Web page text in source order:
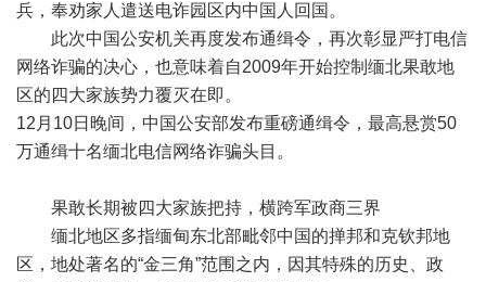
兵，奉劝家人遣送电诈园区内中国人回国。
此次中国公安机关再度发布通缉令，再次彰显严打电信
网络诈骗的决心，也意味着自2009年开始控制缅北果敢地
区的四大家族势力覆灭在即。
12月10日晚间，中国公安部发布重磅通缉令，最高悬赏50
万通缉十名缅北电信网络诈骗头目。
果敢长期被四大家族把持，横跨军政商三界
缅北地区多指缅甸东北部毗邻中国的掸邦和克钦邦地
区，地处著名的“金三角”范围之内，因其特殊的历史、政